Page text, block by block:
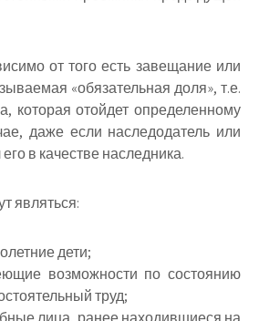
от того есть завещание или
«обязательная доля», т.е.
которая отойдет определенному
даже если наследодатель или
в качестве наследника.
являться:
дети;
возможности по состоянию
труд;